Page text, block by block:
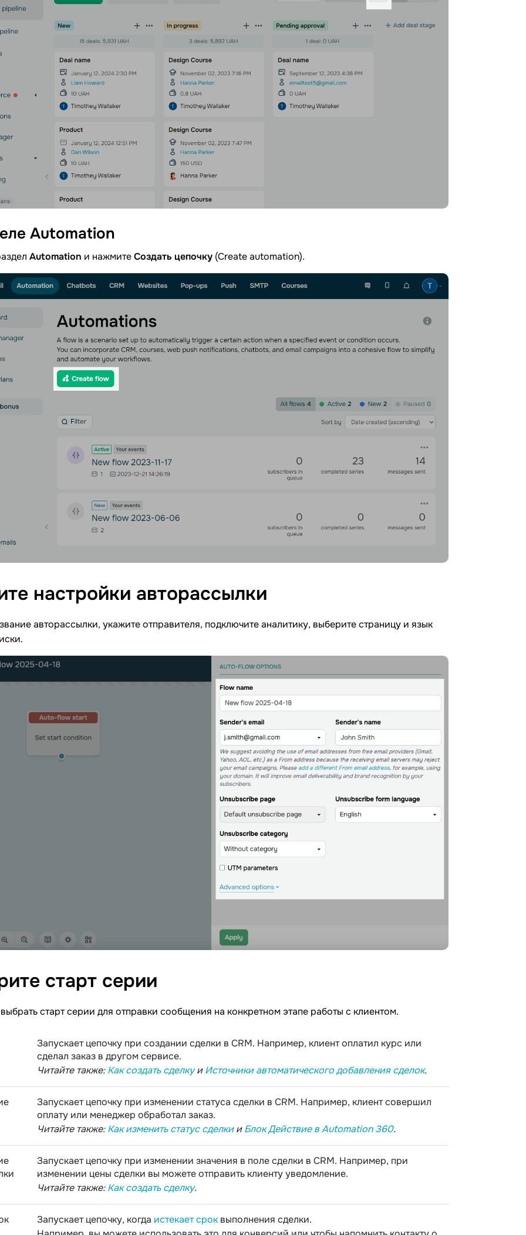
Automation
Automation и нажмитеСоздать цепочку (Create automation).
настройки авторассылки
авторассылки, укажите отправителя, подключите аналитику, выберите страницу и язык
старт серии
старт серии для отправки сообщения на конкретном этапе работы с клиентом.
Запускает цепочку при создании сделки в CRM. Например, клиент оплатил курс или
сделал заказ в другом сервисе.
Читайте также:Как создать сделкуиИсточники автоматического добавления сделок.
Запускает цепочку при изменении статуса сделки в CRM. Например, клиент совершил
оплату или менеджер обработал заказ.
Читайте также:Как изменить статус сделкииБлок Действие в Automation 360.
Запускает цепочку при изменении значения в поле сделки в CRM. Например, при
изменении цены сделки вы можете отправить клиенту уведомление.
Читайте также:Как создать сделку.
Запускает цепочку, когда истекает срок выполнения сделки.